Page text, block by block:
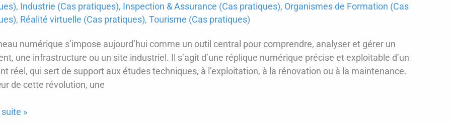
, Industrie (Cas pratiques), Inspection & Assurance (Cas pratiques), Organismes de Formation (Cas
, Réalité virtuelle (Cas pratiques), Tourisme (Cas pratiques)
numérique s’impose aujourd’hui comme un outil central pour comprendre, analyser et gérer un
une infrastructure ou un site industriel. Il s’agit d’une réplique numérique précise et exploitable d’un
réel, qui sert de support aux études techniques, à l’exploitation, à la rénovation ou à la maintenance.
de cette révolution, une
»